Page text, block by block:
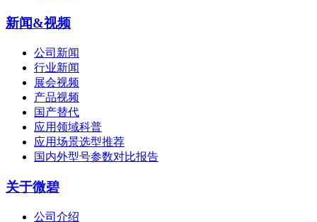
新闻&视频
公司新闻
行业新闻
展会视频
产品视频
国产替代
应用领域科普
应用场景选型推荐
国内外型号参数对比报告
关于微碧
公司介绍